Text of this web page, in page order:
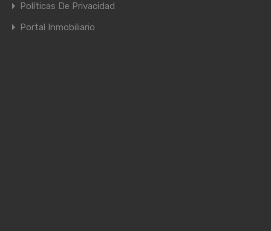
Políticas De Privacidad
Portal Inmobiliario